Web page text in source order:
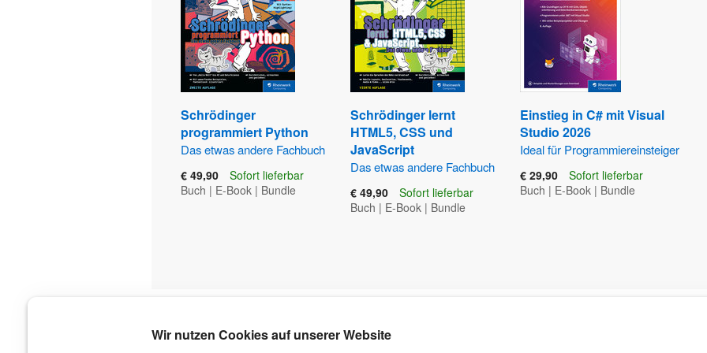
Wir nutzen Cookies auf unserer Website
Schrödinger
programmiert Python
Das etwas andere Fachbuch
€ 49,90
Sofort lieferbar
Buch | E-Book | Bundle
Schrödinger lernt
HTML5, CSS und
JavaScript
Das etwas andere Fachbuch
€ 49,90
Sofort lieferbar
Buch | E-Book| Bundle
Einstieg in C# mit Visual
Studio 2026
Ideal für Programmiereinsteiger
€ 29,90
Sofort lieferbar
Buch | E-Book| Bundle
Über uns Kontakt